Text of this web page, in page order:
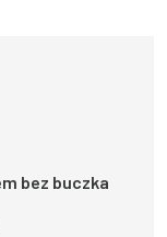
bez buczka